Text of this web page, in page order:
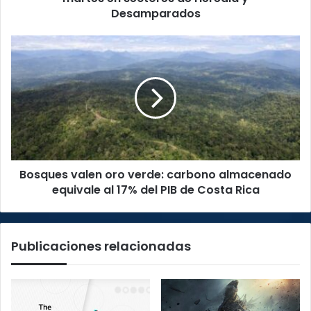
Desamparados
Bosques
valen
verde:
carbono
almacenado
equivale
al
17%
delBosques valen oro verde: carbono almacenado
equivale al 17% del PIB de Costa Rica
Publicaciones relacionadas